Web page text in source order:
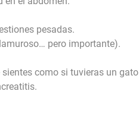
pesadas.
pero importante).
como si tuvieras un